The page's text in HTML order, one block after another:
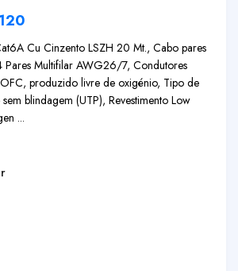
Cu Cinzento LSZH 20 Mt., Cabo pares
Pares Multifilar AWG26/7, Condutores
produzido livre de oxigénio, Tipo de
blindagem (UTP), Revestimento Low
...